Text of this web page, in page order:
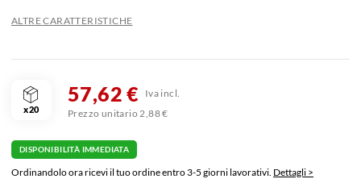
x20
57,62 €
Iva incl.
Prezzo unitario 2,88 €
ALTRE CARATTERISTICHE
DISPONIBILITÀ IMMEDIATA
Ordinandolo ora ricevi il tuo ordine entro 3-5 giorni lavorativi. Dettagli >